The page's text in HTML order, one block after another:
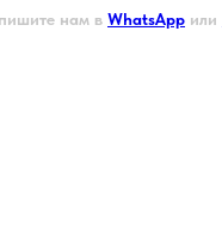
нам в WhatsApp или